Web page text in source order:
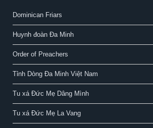
Dominican Friars
Huynh đoàn Đa Minh
Order of Preachers
Tỉnh Dòng Đa Minh Việt Nam
Tu xá Đức Mẹ Dâng Mình
Tu xá Đức Mẹ La Vang